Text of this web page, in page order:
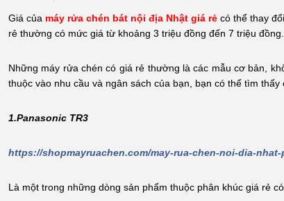
Giá của máy rửa chén bát nội địa Nhật giá rẻ có thể thay
rẻ thường có mức giá từ khoảng 3 triệu đồng đến 7 triệu đồng.
Những máy rửa chén có giá rẻ thường là các mẫu cơ bản,
thuộc vào nhu cầu và ngân sách của bạn, bạn có thể tìm
1.Panasonic TR3
https://shopmayruachen.com/may-rua-chen-noi-dia-
Là một trong những dòng sản phẩm thuộc phân khúc giá rẻ